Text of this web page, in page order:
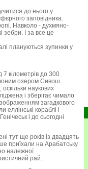
до нього у
заповідника.
Навколо - духмяно-
зебри. І за все це
плануються зупинки у
7 кілометрів до 300
озером Сивош.
наукових
і зберігає чимало
загадкового
кораблі і
і до сьогодні
тут ще років із двадцять
приїхали на Арабатську
належної
рай.